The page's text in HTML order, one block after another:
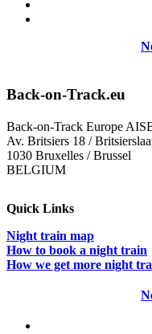
Back-on-Track.eu
Back-on-Track Europe
Av. Britsiers 18 /
1030 Bruxelles / Brussel
BELGIUM
Quick Links
Night train map
How to book a night train
How we get more night